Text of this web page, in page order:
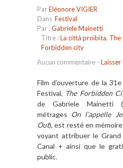
ParEléonore VIGIER
Dans Festival
Par :Gabriele Mainetti
Titre :La città proibita, The
Forbidden city
Aucun commentaire -
Film d’ouverture de la
Festival, The Forbidden
de Gabriele Mainetti
métrages On l’appelle
Out), est resté en
voyant attribuer le
Canal + ainsi que le
public.